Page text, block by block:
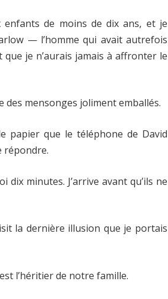
enfants de moins de dix ans, et je
— l’homme qui avait autrefois
je n’aurais jamais à affronter le
des mensonges joliment emballés.
papier que le téléphone de David
répondre.
minutes. J’arrive avant qu’ils ne
la dernière illusion que je portais
l’héritier de notre famille.